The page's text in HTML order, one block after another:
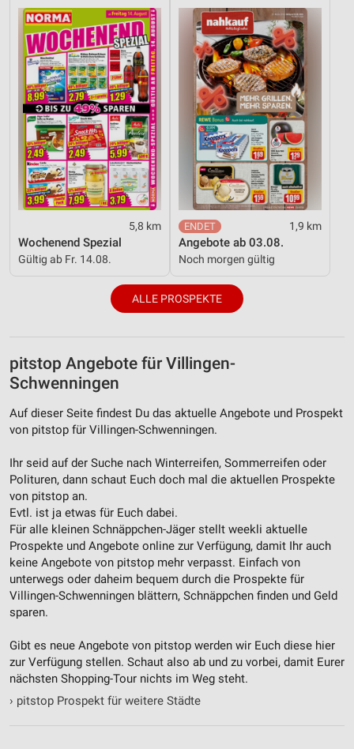
5,8 km
Wochenend Spezial
Gültig ab Fr. 14.08.
1,9 km
Angebote ab 03.08.
Noch morgen gültig
ALLE PROSPEKTE
pitstop Angebote für Villingen-
Schwenningen
Auf dieser Seite findest Du das aktuelle Angebote und Prospekt
von pitstop für Villingen-Schwenningen.
Ihr seid auf der Suche nach Winterreifen, Sommerreifen oder
Polituren, dann schaut Euch doch mal die aktuellen Prospekte
von pitstop an.
Evtl. ist ja etwas für Euch dabei.
Für alle kleinen Schnäppchen-Jäger stellt weekli aktuelle
Prospekte und Angebote online zur Verfügung, damit Ihr auch
keine Angebote von pitstop mehr verpasst. Einfach von
unterwegs oder daheim bequem durch die Prospekte für
Villingen-Schwenningen blättern, Schnäppchen finden und Geld
sparen.
Gibt es neue Angebote von pitstop werden wir Euch diese hier
zur Verfügung stellen. Schaut also ab und zu vorbei, damit Eurer
nächsten Shopping-Tour nichts im Weg steht.
› pitstop Prospekt für weitere Städte